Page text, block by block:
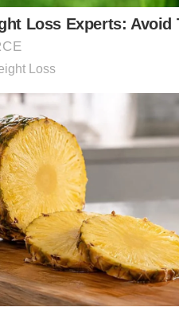
mengelakkan pertembungan,
itu, pacuan empat
dan bonet kenderaan kemik.